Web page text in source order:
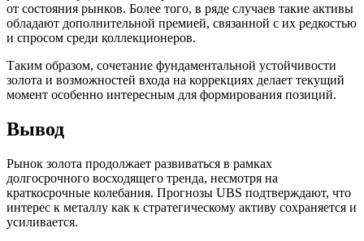
от состояния рынков. Более того, в ряде случаев такие активы
обладают дополнительной премией, связанной с их редкостью
и спросом среди коллекционеров.
Таким образом, сочетание фундаментальной устойчивости
золота и возможностей входа на коррекциях делает текущий
момент особенно интересным для формирования позиций.
Вывод
Рынок золота продолжает развиваться в рамках
долгосрочного восходящего тренда, несмотря на
краткосрочные колебания. Прогнозы UBS подтверждают, что
интерес к металлу как к стратегическому активу сохраняется и
усиливается.